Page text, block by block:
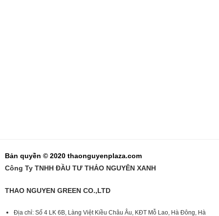
Bản quyền © 2020 thaonguyenplaza.com
Công Ty TNHH ĐẦU TƯ THẢO NGUYÊN XANH
THAO NGUYEN GREEN CO.,LTD
Địa chỉ: Số 4 LK 6B, Làng Việt Kiều Châu Âu, KĐT Mỗ Lao, Hà Đông, Hà